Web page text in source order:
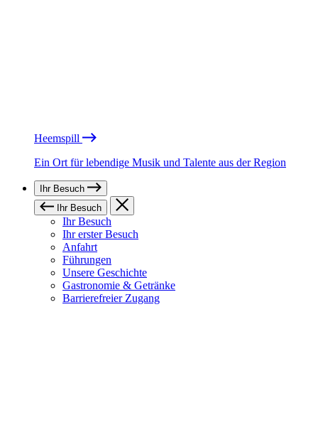
Heemspill
Ein Ort für lebendige Musik und Talente aus der Region
Ihr Besuch
Ihr Besuch
Ihr Besuch
Ihr erster Besuch
Anfahrt
Führungen
Unsere Geschichte
Gastronomie & Getränke
Barrierefreier Zugang